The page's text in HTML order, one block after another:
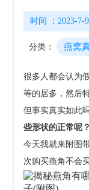
时间 ：2023-7-9
分类： 燕窝
很多人都会认为
等的居多，然后
但事实真实如此
些形状的正常呢
今天我就来附图
次购买燕角不会